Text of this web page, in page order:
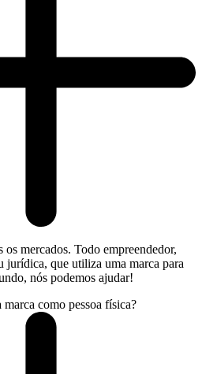
os mercados. Todo empreendedor,
jurídica, que utiliza uma marca para
nós podemos ajudar!
como pessoa física?